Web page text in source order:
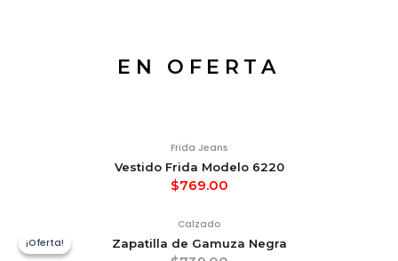
EN OFERTA
Frida Jeans
Vestido Frida Modelo 6220
$769.00
¡Oferta!
¡Oferta!
Calzado
Zapatilla de Gamuza Negra